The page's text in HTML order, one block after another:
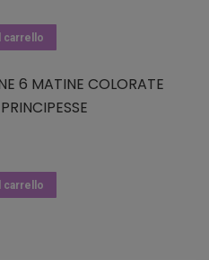
carrello
6 MATINE COLORATE
carrello